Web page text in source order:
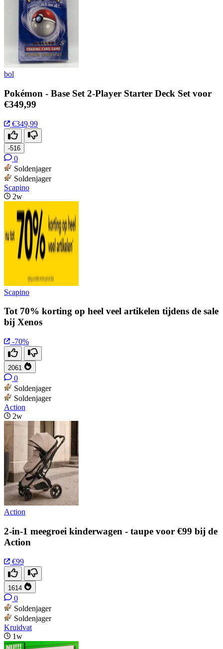
bol
Pokémon - Base Set 2-Player Starter Deck Set voor
€349,99
€349,99
-516
0
Soldenjager
Soldenjager
Scapino
2w
Scapino
Tot 70% korting op heel veel artikelen tijdens de sale
bij Xenos
-70%
2061
0
Soldenjager
Soldenjager
Action
2w
Action
2-in-1 meegroei kinderwagen - taupe voor €99 bij de
Action
€99
1614
0
Soldenjager
Soldenjager
Kruidvat
1w